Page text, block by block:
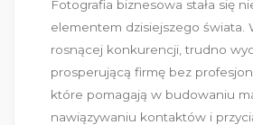
Fotografia biznesowa stała się
elementem dzisiejszego świata.
rosnącej konkurencji, trudno
prosperującą firmę bez
które pomagają w budowaniu
nawiązywaniu kontaktów i